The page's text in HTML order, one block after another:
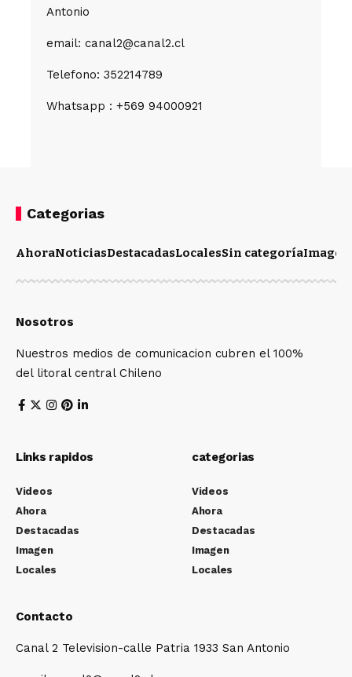
Antonio
email: canal2@canal2.cl
Telefono: 352214789
Whatsapp : +569 94000921
Categorias
AhoraNoticiasDestacadasLocalesSin categoríaImagen
Nosotros
Nuestros medios de comunicacion cubren el 100%
del litoral central Chileno
Links rapidos
Videos
Ahora
Destacadas
Imagen
Locales
categorias
Videos
Ahora
Destacadas
Imagen
Locales
Contacto
Canal 2 Television-calle Patria 1933 San Antonio